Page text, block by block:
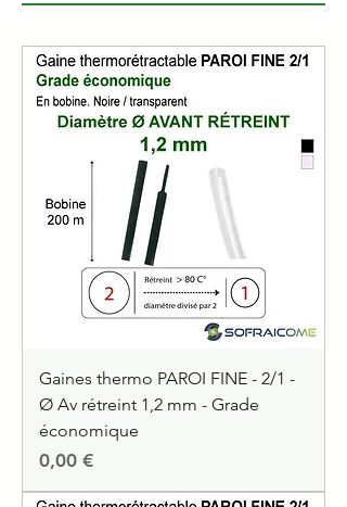
Gaines thermo PAROI FINE - 2/1 -
Ø Av rétreint 1,2 mm - Grade
économique
Precio
0,00 €